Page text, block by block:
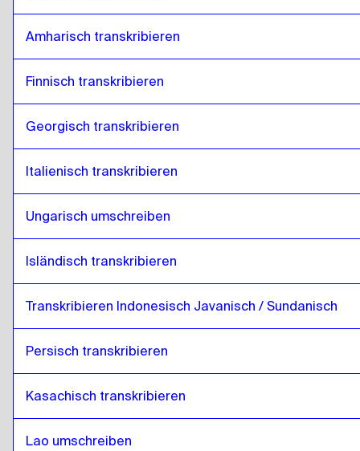
Amharisch transkribieren
Finnisch transkribieren
Georgisch transkribieren
Italienisch transkribieren
Ungarisch umschreiben
Isländisch transkribieren
Transkribieren Indonesisch Javanisch / Sundanisch
Persisch transkribieren
Kasachisch transkribieren
Lao umschreiben